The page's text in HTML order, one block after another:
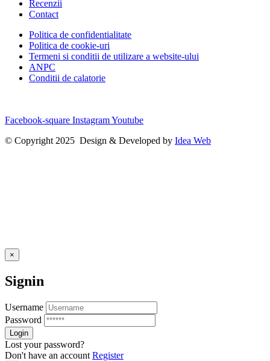
Recenzii
Contact
Politica de confidentialitate
Politica de cookie-uri
Termeni si conditii de utilizare a website-ului
ANPC
Conditii de calatorie
Facebook-square InstagramYoutube
© Copyright 2025 Design & Developed by Idea Web
×
Signin
Username
Password
Lost your password?
Don't have an account Register